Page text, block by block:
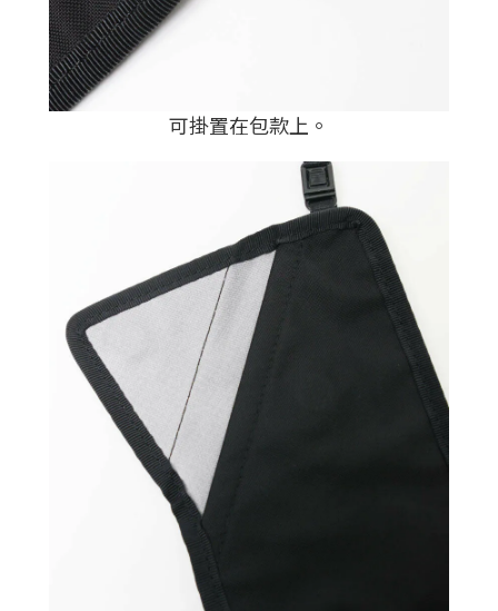
可掛置在包款上。